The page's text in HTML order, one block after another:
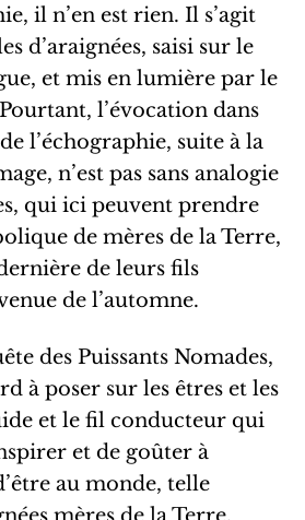
il n’en est rien. Il s’agit
d’araignées, saisi sur le
et mis en lumière par le
l’évocation dans
l’échographie, suite à la
n’est pas sans analogie
qui ici peuvent prendre
de mères de la Terre,
de leurs fils
de l’automne.
des Puissants Nomades,
à poser sur les êtres et les
et le fil conducteur qui
et de goûter à
au monde, telle